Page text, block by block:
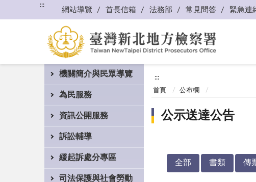
:::
網站導覽 首長信箱 法務部 常見問答 緊急連
機關簡介與民眾導覽
為民服務
資訊公開服務
訴訟輔導
緩起訴處分專區
司法保護與社會勞動
:::
首頁 公布欄
公示送達公告
全部 書類 傳